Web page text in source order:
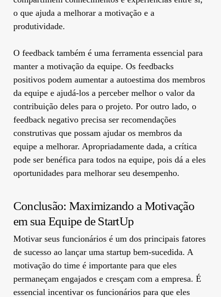
o que ajuda a melhorar a motivação e a
produtividade.
O feedback também é uma ferramenta essencial para
manter a motivação da equipe. Os feedbacks
positivos podem aumentar a autoestima dos membros
da equipe e ajudá-los a perceber melhor o valor da
contribuição deles para o projeto. Por outro lado, o
feedback negativo precisa ser recomendações
construtivas que possam ajudar os membros da
equipe a melhorar. Apropriadamente dada, a crítica
pode ser benéfica para todos na equipe, pois dá a eles
oportunidades para melhorar seu desempenho.
Conclusão: Maximizando a Motivação
em sua Equipe de StartUp
Motivar seus funcionários é um dos principais fatores
de sucesso ao lançar uma startup bem-sucedida. A
motivação do time é importante para que eles
permaneçam engajados e cresçam com a empresa. É
essencial incentivar os funcionários para que eles